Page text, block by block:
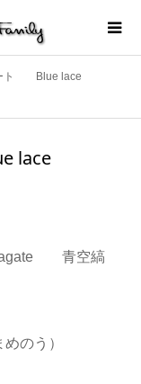
ート Blue lace
lace
agate 青空縞
のう）